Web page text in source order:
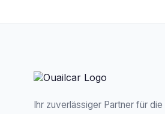
Ihr zuverlässiger Partner für die